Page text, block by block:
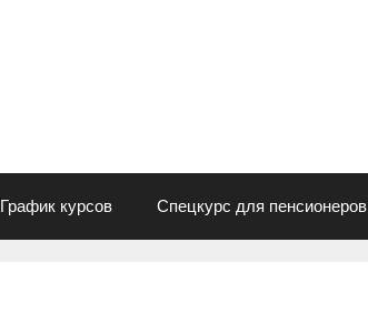
График курсов Спецкурс для пенсионеров